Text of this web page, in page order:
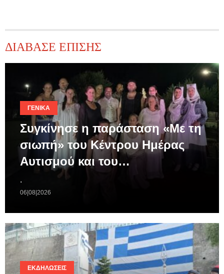
ΔΙΑΒΑΣΕ ΕΠΙΣΗΣ
ΓΕΝΙΚΆ
Συγκίνησε η παράσταση «Με τη
σιωπή» του Κέντρου Ημέρας
Αυτισμού και του…
.
06|08|2026
ΕΚΔΗΛΏΣΕΙΣ